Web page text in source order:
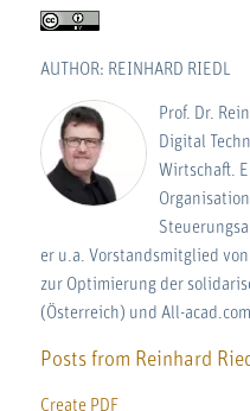
AUTHOR: REINHARD RIEDL
Prof. Dr.
Digital
Wirtschaft.
er u.a. Vorstandsmitglied
zur Optimierung der
(Österreich) und All-acad.com.
Posts from Reinhard
Create PDF